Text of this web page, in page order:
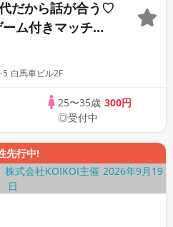
だから話が合う♡
ム付きマッチン
白馬車ビル2F
25〜35歳 300円
◎受付中
先行中!